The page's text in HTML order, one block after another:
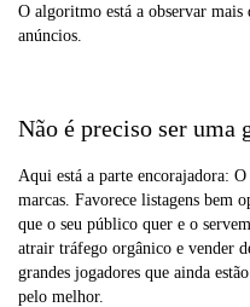
O algoritmo está a observar mais
anúncios.
Não é preciso ser uma
Aqui está a parte encorajadora:
marcas. Favorece listagens bem
que o seu público quer e o
atrair tráfego orgânico e vender
grandes jogadores que ainda
pelo melhor.